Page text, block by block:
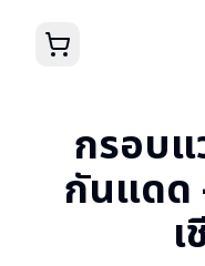
กรอบแ
กันแดด